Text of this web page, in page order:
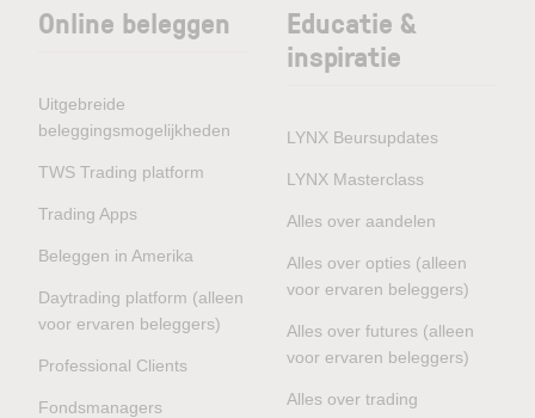
Online beleggen
Uitgebreide
beleggingsmogelijkheden
TWS Trading platform
Trading Apps
Beleggen in Amerika
Daytrading platform (alleen
voor ervaren beleggers)
Professional Clients
Fondsmanagers
Educatie &
inspiratie
LYNX Beursupdates
LYNX Masterclass
Alles over aandelen
Alles over opties (alleen
voor ervaren beleggers)
Alles over futures (alleen
voor ervaren beleggers)
Alles over trading